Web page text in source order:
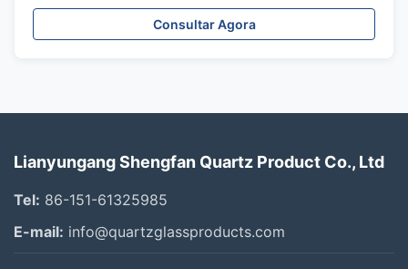
Consultar Agora
Lianyungang Shengfan Quartz Product Co., Ltd
Tel: 86-151-61325985
E-mail: info@quartzglassproducts.com